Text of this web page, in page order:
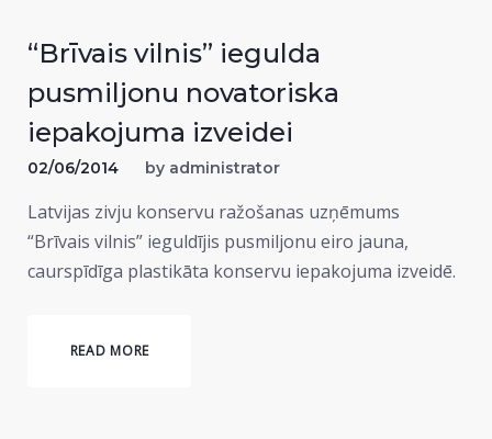
“Brīvais vilnis” iegulda
pusmiljonu novatoriska
iepakojuma izveidei
02/06/2014 by administrator
Latvijas zivju konservu ražošanas uzņēmums
“Brīvais vilnis” ieguldījis pusmiljonu eiro jauna,
caurspīdīga plastikāta konservu iepakojuma izveidē.
READ MORE